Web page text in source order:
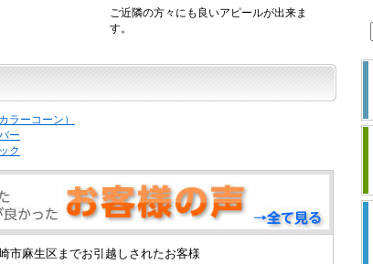
ご近隣の方々にも良いアピールが出来ま
す。
ラーコーン）
ー
ク